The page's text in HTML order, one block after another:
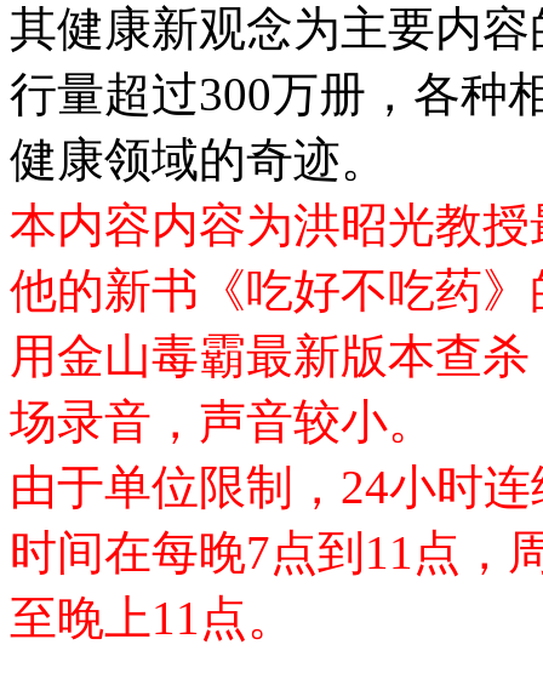
其健康新观念为主要内
行量超过300万册，各种
健康领域的奇迹。
本内容内容为洪昭光教
他的新书《吃好不吃药
用金山毒霸最新版本查
场录音，声音较小。
由于单位限制，24小时
时间在每晚7点到11点，
至晚上11点。